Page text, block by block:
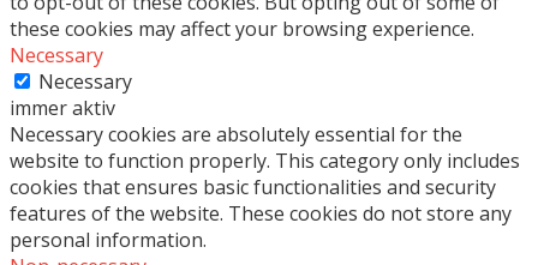
these cookies may affect your browsing experience.
Necessary
Necessary
immer aktiv
Necessary cookies are absolutely essential for the
website to function properly. This category only includes
cookies that ensures basic functionalities and security
features of the website. These cookies do not store any
personal information.